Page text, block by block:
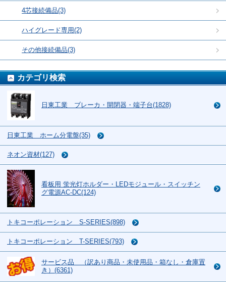
4芯接続備品(3)
ハイグレード専用(2)
その他接続備品(3)
カテゴリ検索
日東工業 ブレーカ・開閉器・端子台(1828)
日東工業 ホーム分電盤(35)
ネオン資材(127)
看板用 蛍光灯ホルダー・LEDモジュール・スイッチン
グ電源AC-DC(124)
トキコーポレーション S-SERIES(898)
トキコーポレーション T-SERIES(793)
サービス品 （訳あり商品・未使用品・箱なし・倉庫置
き）(6361)